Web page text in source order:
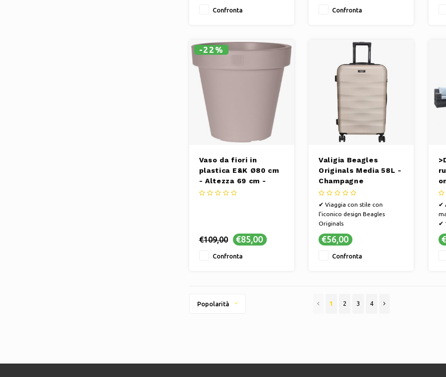
colori
Confronta Confronta
-22%
Vaso da fiori in
plastica E&K Ø80 cm
- Altezza 69 cm -
Tortora
€109,00 €85,00
Confronta
Valigia Beagles
Originals Media 58L -
Champagne
✔ Viaggia con stile con
l'iconico design Beagles
Originals
✔ Serrature di sicurezza per
proteggere al meglio i tuoi
€56,00
Confronta
✔
✔
✔
Popolarità 1 2 3 4